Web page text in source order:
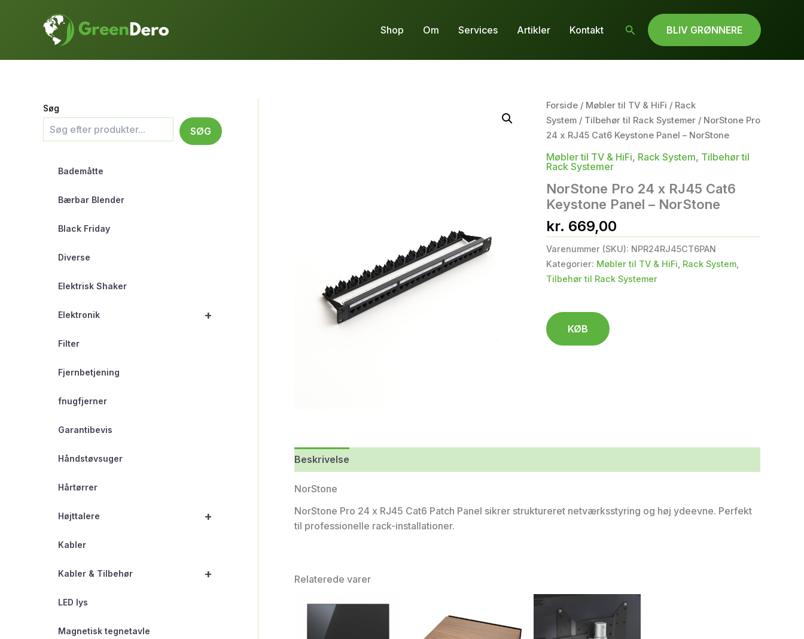
Shop Om Services Artikler Kontakt Søg BLIV GRØNNERE
Søg
SØG
Bademåtte
Bærbar Blender
Black Friday
Diverse
Elektrisk Shaker
+
Elektronik
Filter
Fjernbetjening
fnugfjerner
Garantibevis
Håndstøvsuger
Hårtørrer
+
Højttalere
Kabler
+
Kabler & Tilbehør
LED lys
Magnetisk tegnetavle
Forside/ Møbler til TV & HiFi / Rack
System/ Tilbehør til Rack Systemer/ NorStone Pro
24 x RJ45 Cat6 Keystone Panel – NorStone
Møbler til TV & HiFi, Rack System, Tilbehør til
Rack Systemer
NorStone Pro 24 x RJ45 Cat6
Keystone Panel – NorStone
kr. 669,00
Varenummer (SKU): NPR24RJ45CT6PAN
Kategorier: Møbler til TV & HiFi Rack System,
Tilbehør til Rack Systemer
KØB
Beskrivelse
NorStone
NorStone Pro 24 x RJ45 Cat6 Patch Panel sikrer struktureret netværksstyring og høj ydeevne. Perfekt
til professionelle rack-installationer.
Relaterede varer